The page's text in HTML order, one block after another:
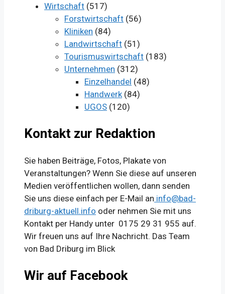
Wirtschaft (517)
Forstwirtschaft (56)
Kliniken (84)
Landwirtschaft (51)
Tourismuswirtschaft (183)
Unternehmen (312)
Einzelhandel (48)
Handwerk (84)
UGOS (120)
Kontakt zur Redaktion
Sie haben Beiträge, Fotos, Plakate von
Veranstaltungen? Wenn Sie diese auf unseren
Medien veröffentlichen wollen, dann senden
Sie uns diese einfach per E-Mail an info@bad-
driburg-aktuell.info oder nehmen Sie mit uns
Kontakt per Handy unter 0175 29 31 955 auf.
Wir freuen uns auf Ihre Nachricht. Das Team
von Bad Driburg im Blick
Wir auf Facebook